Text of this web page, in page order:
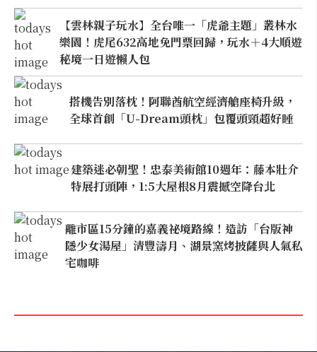
【雲林親子玩水】全台唯一「虎爺主題」叢林水
樂園！虎尾632高地免門票回歸，玩水＋4大順遊
秘境一日遊懶人包
搭機告別落枕！阿聯酋航空經濟艙座椅升級，
全球首創「U-Dream頭枕」包覆頭頸超好睡
建築迷必朝聖！忠泰美術館10週年：藤本壯介
特展打頭陣，1:5大屋根8月震撼空降台北
離市區15分鐘的嘉義祕境路線！造訪「台版神
隱少女湯屋」清豐濤月、湖景窯烤披薩與人氣私
宅咖啡